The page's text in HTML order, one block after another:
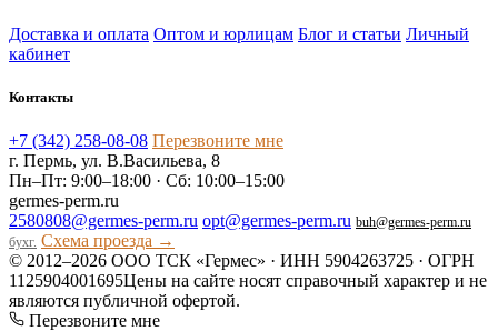
Доставка и оплата Оптом и юрлицам Блог и статьи Личный
кабинет
Контакты
+7 (342) 258-08-08 Перезвоните мне
г. Пермь, ул. В.Васильева, 8
Пн–Пт: 9:00–18:00 · Сб: 10:00–15:00
germes-perm.ru
2580808@germes-perm.ru opt@germes-perm.ru buh@germes-perm.ru
бухг. Схема проезда →
© 2012–2026 ООО ТСК «Гермес» · ИНН 5904263725 · ОГРН
1125904001695Цены на сайте носят справочный характер и не
являются публичной офертой.
Перезвоните мне